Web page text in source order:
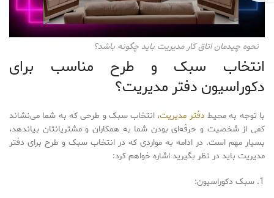
نحوه چیدمان اتاق کار مدیریت باید چگونه باشد؟
انتخاب سبک و طرح مناسب برای
دکوراسیون دفتر مدیریت؟
با توجه به محیط دفتر مدیریت، انتخاب سبک و طرحی که به شما می‌نشاند
کمی از شخصیت و حرفه‌ای بودن شما به همکاران و مشتریانتان بیاندهد،
بسیار مهم است. در ادامه به مواردی که در انتخاب سبک و طرح برای دفتر
مدیریت باید در نظر بگیرید اشاره خواهم کرد:
سبک دکوراسیون: